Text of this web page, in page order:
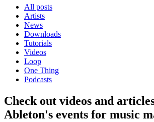
All posts
Artists
News
Downloads
Tutorials
Videos
Loop
One Thing
Podcasts
Check out videos and
Ableton's events for music